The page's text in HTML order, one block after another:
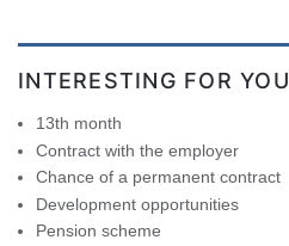
INTERESTING FOR YOU
13th month
Contract with the employer
Chance of a permanent contract
Development opportunities
Pension scheme